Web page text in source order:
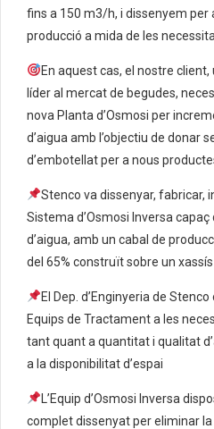
fins a 150 m3/h, i dissenyem per
producció a mida de les
En aquest cas, el nostre
líder al mercat de begudes,
nova Planta d’Osmosi per
d’aigua amb l’objectiu de donar
d’embotellat per a nous
Stenco va dissenyar, fabricar,
Sistema d’Osmosi Inversa
d’aigua, amb un cabal de
del 65% construït sobre un
El Dep. d’Enginyeria de
Equips de Tractament a les
tant quant a quantitat i qualitat
a la disponibilitat d’espai
L’Equip d’Osmosi Inversa
complet dissenyat per eliminar